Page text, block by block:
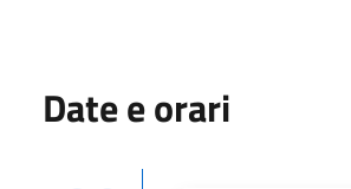
Date e orari